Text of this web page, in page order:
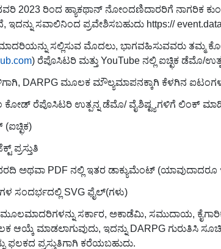
2023 ರಿಂದ ಹ್ಯಾಕಥಾನ್ ನೋಂದಣಿದಾರರಿಗೆ ನಾಗರಿಕ
ಇದನ್ನು ಸವಾಲಿನಿಂದ ಪ್ರವೇಶಿಸಬಹುದು https://
ಸಲ್ಲಿಸುವ ಮೊದಲು, ಭಾಗವಹಿಸುವವರು ತಮ್ಮ
) ರೆಪೊಸಿಟರಿ ಮತ್ತು YouTube ನಲ್ಲಿ ಐಚ್ಛಿಕ ಡೆಮೊ/
DARPG ಮೂಲಕ ಮೌಲ್ಯಮಾಪನಕ್ಕಾಗಿ ಕೆಳಗಿನ
ರೆಪೊಸಿಟರಿ ಉತ್ಪನ್ನ ಡೆಮೊ/ ವೈಶಿಷ್ಟ್ಯಗಳಿಗೆ ಲಿಂಕ್
ಪ್ರಸ್ತುತಿ
ಅಥವಾ PDF ನಲ್ಲಿ ಇತರ ಡಾಕ್ಯುಮೆಂಟ್ (ಯಾವುದಾದರೂ
ಸಂದರ್ಭದಲ್ಲಿ SVG ಫೈಲ್(ಗಳು)
ಸರ್ಕಾರ, ಅಕಾಡೆಮಿ, ಸಮುದಾಯ,
ಆಯ್ಕೆ ಮಾಡಲಾಗುವುದು, ಇದನ್ನು DARPG ಗುರುತಿಸಿ
ಫಲಕದ ಪ್ರಸ್ತುತಿಗಾಗಿ ಕರೆಯಬಹುದು.